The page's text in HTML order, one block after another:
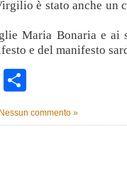
è stato anche un
Maria Bonaria e
e del manifesto
WhatsApp
Nessun commento »